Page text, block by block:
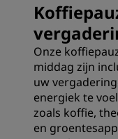
Onze
middag zijn
uw
energiek te
zoals koffie,
en